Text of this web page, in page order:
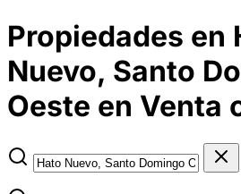
Propiedades en
Nuevo, Santo
Oeste en Venta